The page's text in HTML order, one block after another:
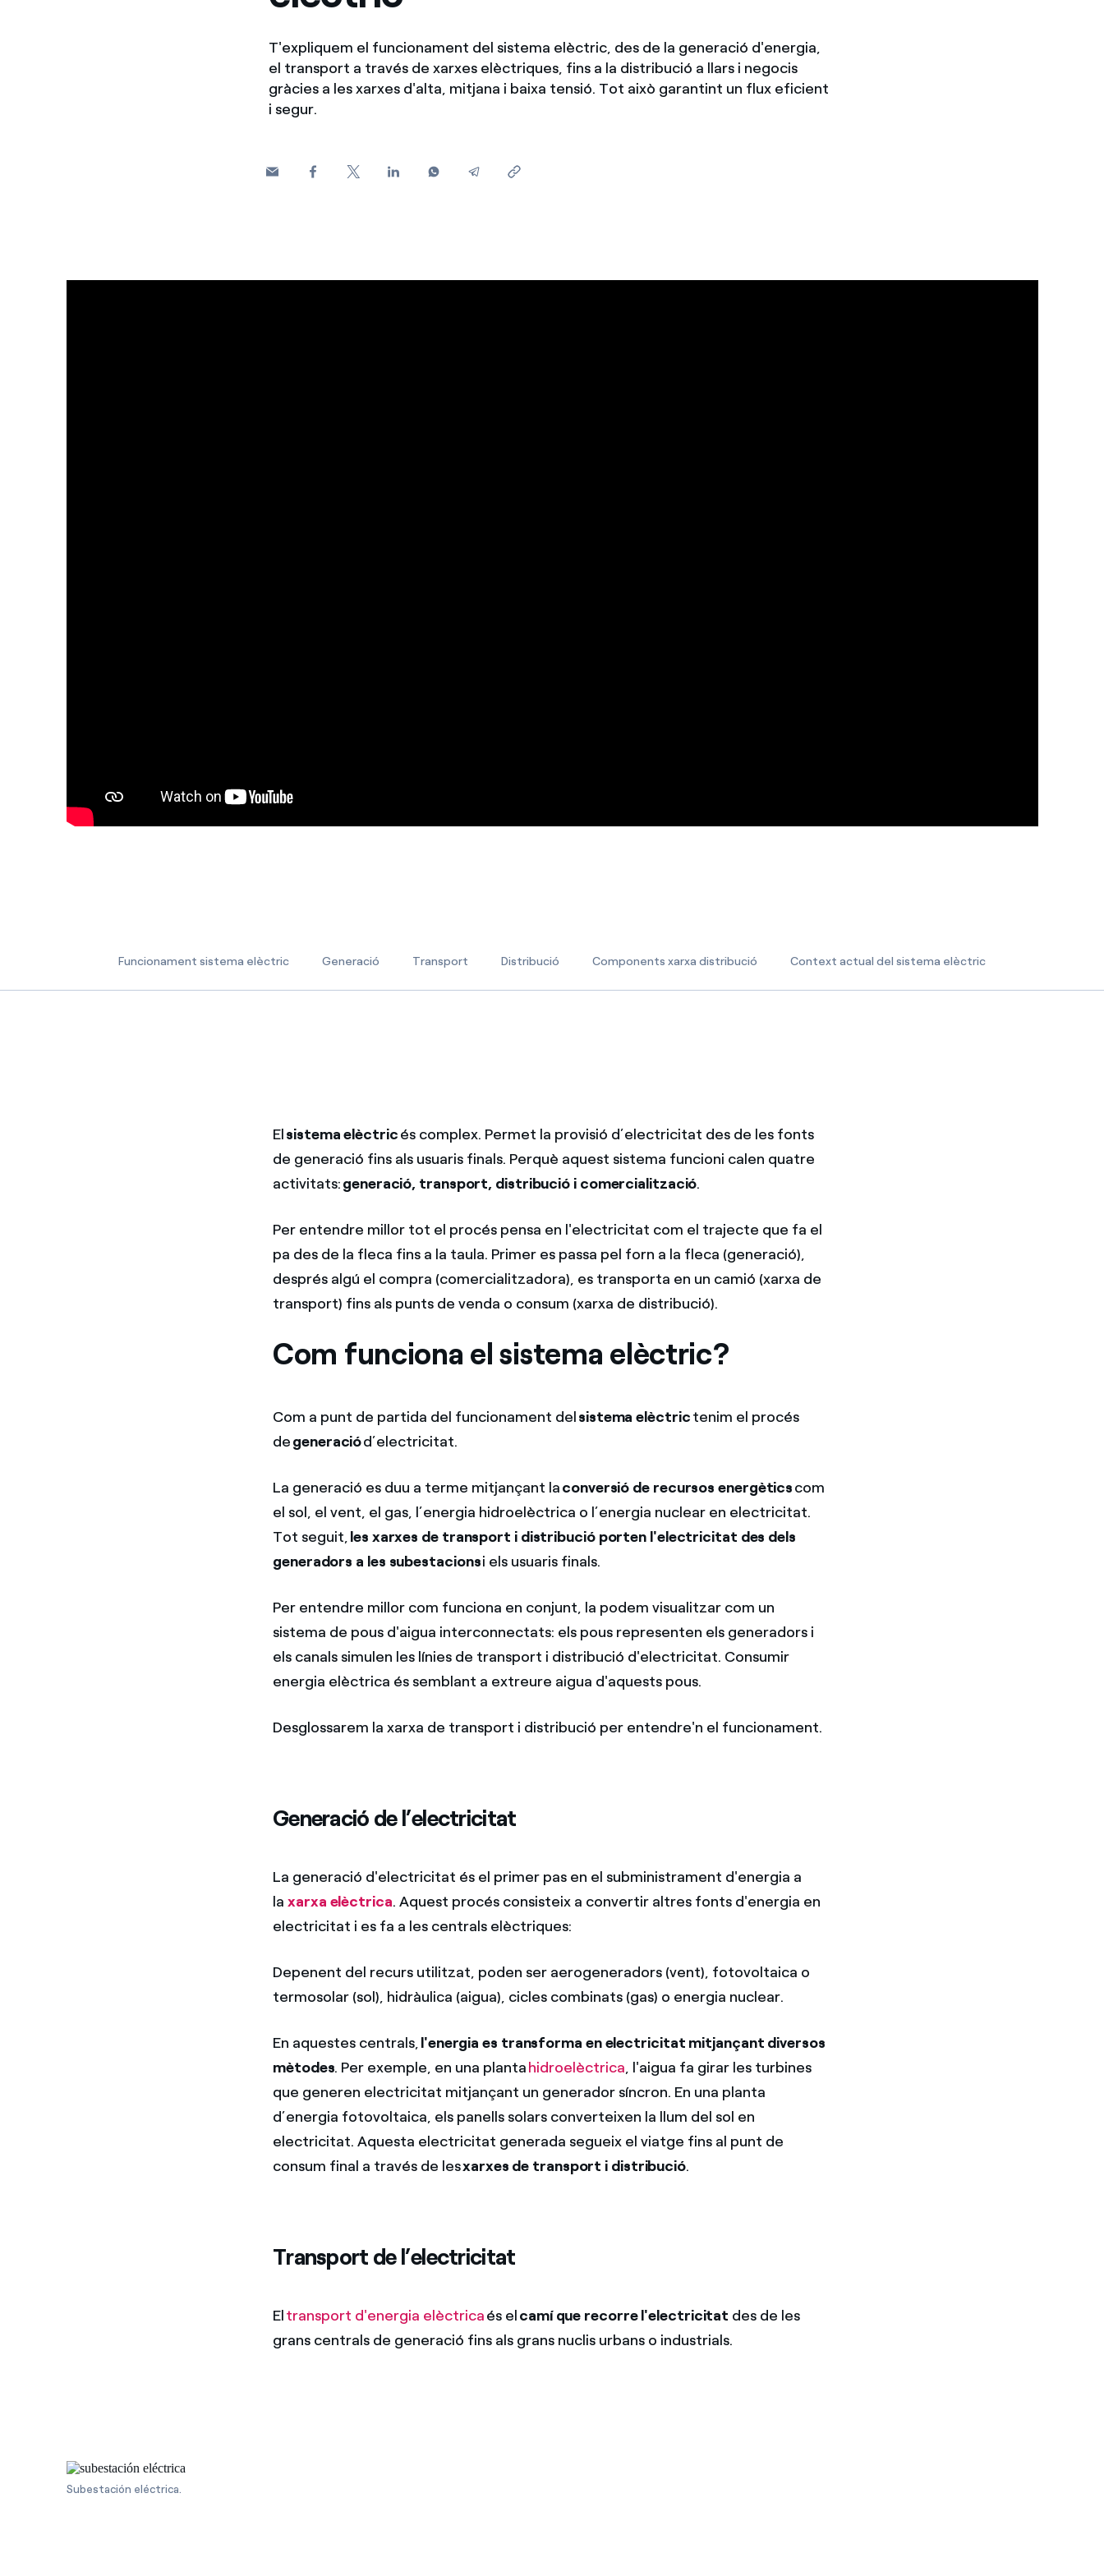
Ofertes per a autònoms i Pymes
Gestiones diverses comunitats de propietaris?
T'expliquem el funcionament del sistema elèctric, des de la generació d'energia,
el transport a través de xarxes elèctriques, fins a la distribució a llars i negocis
gràcies a les xarxes d'alta, mitjana i baixa tensió. Tot això garantint un flux eficient
i segur.
Funcionament sistema elèctric Generació Transport Distribució Components xarxa distribució Context actual del sistema elèctric
Elsistema elèctricés complex. Permet la provisió d’electricitat des de les fonts
de generació fins als usuaris finals. Perquè aquest sistema funcioni calen quatre
activitats:generació, transport, distribució i comercialització.
Per entendre millor tot el procés pensa en l'electricitat com el trajecte que fa el
pa des de la fleca fins a la taula. Primer es passa pel forn a la fleca (generació),
després algú el compra (comercialitzadora), es transporta en un camió (xarxa de
transport) fins als punts de venda o consum (xarxa de distribució).
Com funciona el sistema elèctric?
Com a punt de partida del funcionament delsistema elèctrictenim el procés
degeneraciód’electricitat.
La generació es duu a terme mitjançant laconversió de recursos energèticscom
el sol, el vent, el gas, l’energia hidroelèctrica o l’energia nuclear en electricitat.
Tot seguit,les xarxes de transport i distribució porten l'electricitat des dels
generadors a les subestacionsi els usuaris finals.
Per entendre millor com funciona en conjunt, la podem visualitzar com un
sistema de pous d'aigua interconnectats: els pous representen els generadors i
els canals simulen les línies de transport i distribució d'electricitat. Consumir
energia elèctrica és semblant a extreure aigua d'aquests pous.
Desglossarem la xarxa de transport i distribució per entendre'n el funcionament.
Generació de l’electricitat
La generació d'electricitat és el primer pas en el subministrament d'energia a
laxarxa elèctrica. Aquest procés consisteix a convertir altres fonts d'energia en
electricitat i es fa a les centrals elèctriques:
Depenent del recurs utilitzat, poden ser aerogeneradors (vent), fotovoltaica o
termosolar (sol), hidràulica (aigua), cicles combinats (gas) o energia nuclear.
En aquestes centrals,l'energia es transforma en electricitat mitjançant diversos
mètodes. Per exemple, en una plantahidroelèctrica, l'aigua fa girar les turbines
que generen electricitat mitjançant un generador síncron. En una planta
d’energia fotovoltaica, els panells solars converteixen la llum del sol en
electricitat. Aquesta electricitat generada segueix el viatge fins al punt de
consum final a través de lesxarxes de transport i distribució.
Transport de l’electricitat
Eltransport d'energia elèctricaés elcamí que recorre l'electricitat des de les
grans centrals de generació fins als grans nuclis urbans o industrials.
Subestación eléctrica.